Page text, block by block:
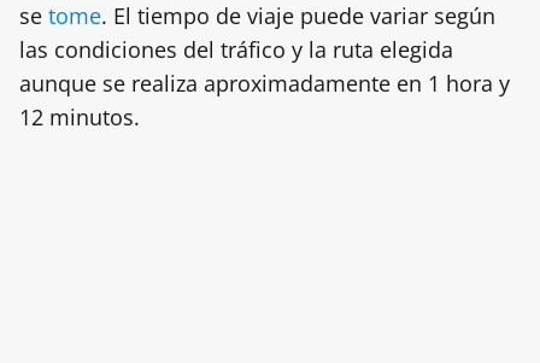
se tome. El tiempo de viaje puede variar según
las condiciones del tráfico y la ruta elegida
aunque se realiza aproximadamente en 1 hora y
12 minutos.